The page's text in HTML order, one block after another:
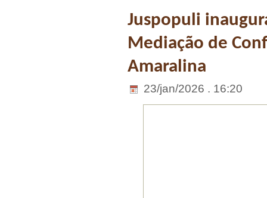
Juspopuli
Mediação de
Amaralina
23/jan/2026 . 16:20